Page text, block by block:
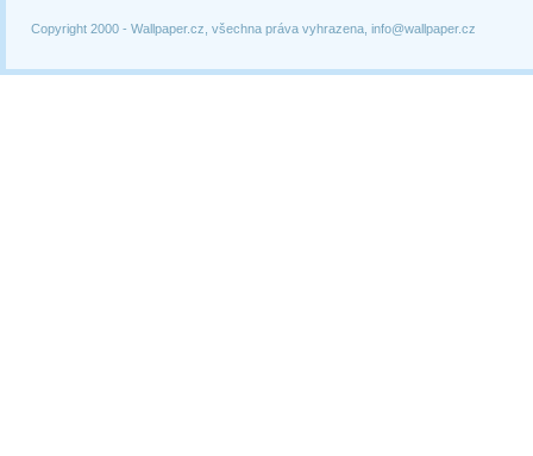
Copyright 2000 - Wallpaper.cz, všechna práva vyhrazena, info@wallpaper.cz